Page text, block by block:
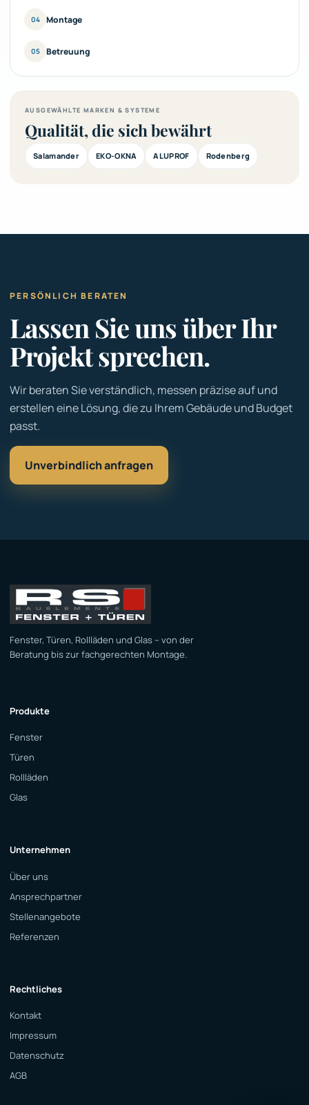
04 Montage
05 Betreuung
AUSGEWÄHLTE MARKEN & SYSTEME
Qualität, die sich bewährt
Salamander EKO-OKNA ALUPROF Rodenberg
PERSÖNLICH BERATEN
Lassen Sie uns über Ihr
Projekt sprechen.
Wir beraten Sie verständlich, messen präzise auf und
erstellen eine Lösung, die zu Ihrem Gebäude und Budget
passt.
Unverbindlich anfragen
Fenster, Türen, Rollläden und Glas – von der
Beratung bis zur fachgerechten Montage.
Produkte
Fenster
Türen
Rollläden
Glas
Unternehmen
Über uns
Ansprechpartner
Stellenangebote
Referenzen
Rechtliches
Kontakt
Impressum
Datenschutz
AGB